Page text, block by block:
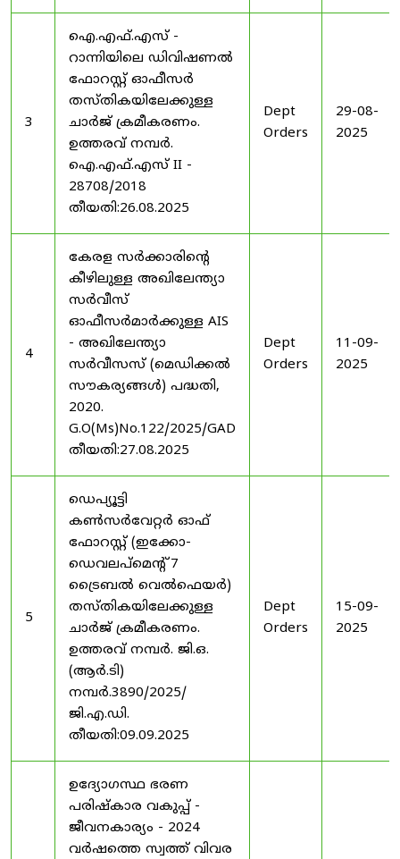
3
ഐ.എഫ്.എസ് -
റാന്നിയിലെ ഡിവിഷണൽ
ഫോറസ്റ്റ് ഓഫീസർ
തസ്തികയിലേക്കുള്ള
ചാർജ് ക്രമീകരണം.
ഉത്തരവ് നമ്പർ.
ഐ.എഫ്.എസ് II -
28708/2018
തീയതി:26.08.2025
Dept
Orders
29-08-
2025
4
കേരള സർക്കാരിന്റെ
കീഴിലുള്ള അഖിലേന്ത്യാ
സർവീസ്
ഓഫീസർമാർക്കുള്ള AIS
- അഖിലേന്ത്യാ
സർവീസസ് (മെഡിക്കൽ
സൗകര്യങ്ങൾ) പദ്ധതി,
2020.
G.O(Ms)No.122/2025/GAD
തീയതി:27.08.2025
Dept
Orders
11-09-
2025
5
ഡെപ്യൂട്ടി
കൺസർവേറ്റർ ഓഫ്
ഫോറസ്റ്റ് (ഇക്കോ-
ഡെവലപ്മെന്റ് 7
ട്രൈബൽ വെൽഫെയർ)
തസ്തികയിലേക്കുള്ള
ചാർജ് ക്രമീകരണം.
ഉത്തരവ് നമ്പർ. ജി.ഒ.
(ആർ.ടി)
നമ്പർ.3890/2025/
ജി.എ.ഡി.
തീയതി:09.09.2025
Dept
Orders
15-09-
2025
ഉദ്യോഗസ്ഥ ഭരണ
പരിഷ്കാര വകുപ്പ് -
ജീവനകാര്യം - 2024
വർഷത്തെ സ്വത്ത് വിവര